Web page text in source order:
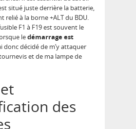
situé juste derrière la batterie,
relié à la borne +ALT du BDU.
F1 à F19 est souvent le
ledémarrage est
donc décidé de m’y attaquer
et de ma lampe de
des